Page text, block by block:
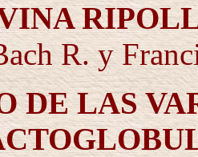
R. y
DE LAS